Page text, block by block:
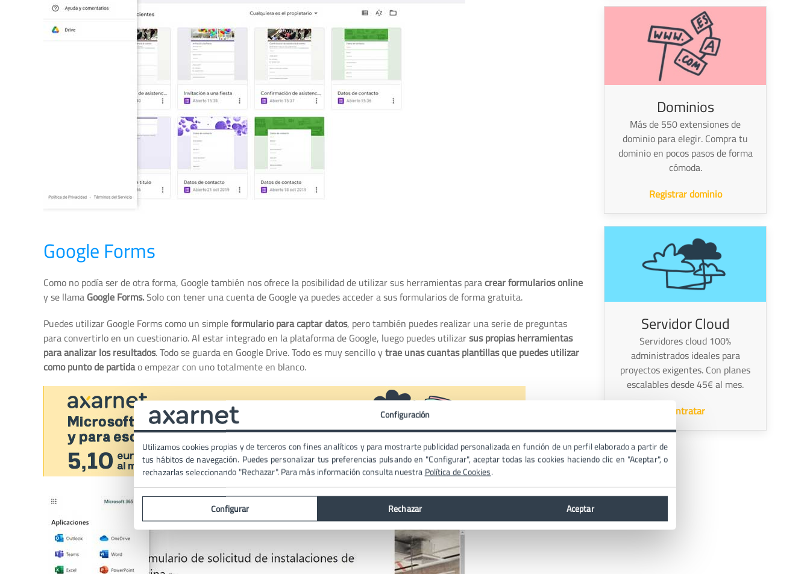
Google Forms
Como no podía ser de otra forma, Google también nos ofrece la posibilidad de utilizar sus herramientas paracrear formularios online
y se llamaGoogle Forms.Solo con tener una cuenta de Google ya puedes acceder a sus formularios de forma gratuita.
Puedes utilizar Google Forms como un simpleformulario para captar datos, pero también puedes realizar una serie de preguntas
para convertirlo en un cuestionario. Al estar integrado en la plataforma de Google, luego puedes utilizarsus propias herramientas
para analizar los resultados. Todo se guarda en Google Drive. Todo es muy sencillo ytrae unas cuantas plantillas que puedes utilizar
como punto de partidao empezar con uno totalmente en blanco.
Dominios
Más de 550 extensiones de
dominio para elegir. Compra tu
dominio en pocos pasos de forma
cómoda.
Registrar dominio
Servidor Cloud
Servidores cloud 100%
administrados ideales para
proyectos exigentes. Con planes
escalables desde 45€ al mes.
Contratar
Configuración
Utilizamos cookies propias y de terceros con fines analíticos y para mostrarte publicidad personalizada en función de un perfil elaborado a partir de
tus hábitos de navegación. Puedes personalizar tus preferencias pulsando en "Configurar", aceptar todas las cookies haciendo clic en "Aceptar", o
rechazarlas seleccionando "Rechazar". Para más información consulta nuestraPolítica de Cookies.
Configurar Rechazar Aceptar